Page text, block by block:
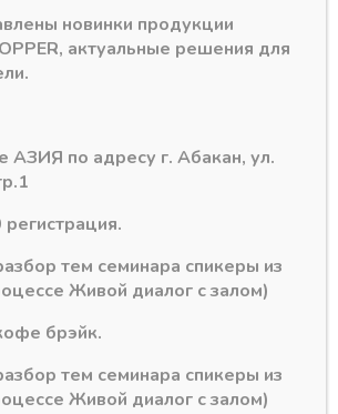
В корзину
МДФ Kastamonu EVOgloss
новинки продукции
, актуальные решения для
АЗИЯ по адресу г. Абакан, ул.
тем семинара спикеры из
Живой диалог с залом)
брэйк.
тем семинара спикеры из
Живой диалог с залом)